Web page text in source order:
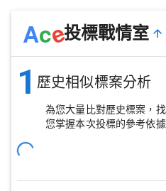
Ace投標戰情室
1 歷史相似標案分析
為您大量比對歷史標案，
您掌握本次投標的參考依據